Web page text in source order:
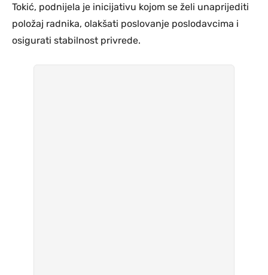
Tokić, podnijela je inicijativu kojom se želi unaprijediti
položaj radnika, olakšati poslovanje poslodavcima i
osigurati stabilnost privrede.